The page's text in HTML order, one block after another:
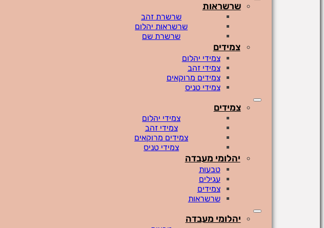
שרשראות
שרשרת זהב
שרשראות יהלום
שרשרת שם
צמידים
צמידי יהלום
צמידי זהב
צמידים מרוקאים
צמידי טניס
צמידים
צמידי יהלום
צמידי זהב
צמידים מרוקאים
צמידי טניס
יהלומי מעבדה
טבעות
עגילים
צמידים
שרשראות
יהלומי מעבדה